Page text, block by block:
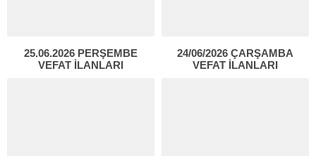
25.06.2026 PERŞEMBE
VEFAT İLANLARI
24/06/2026 ÇARŞAMBA
VEFAT İLANLARI